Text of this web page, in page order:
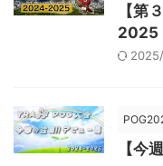
【第
2025
【今